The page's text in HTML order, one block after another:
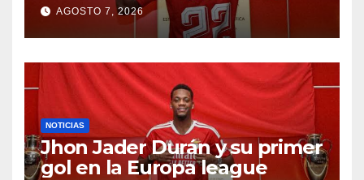
AGOSTO 7, 2026
NOTICIAS
Jhon Jader Durán y su primer
gol en la Europa league